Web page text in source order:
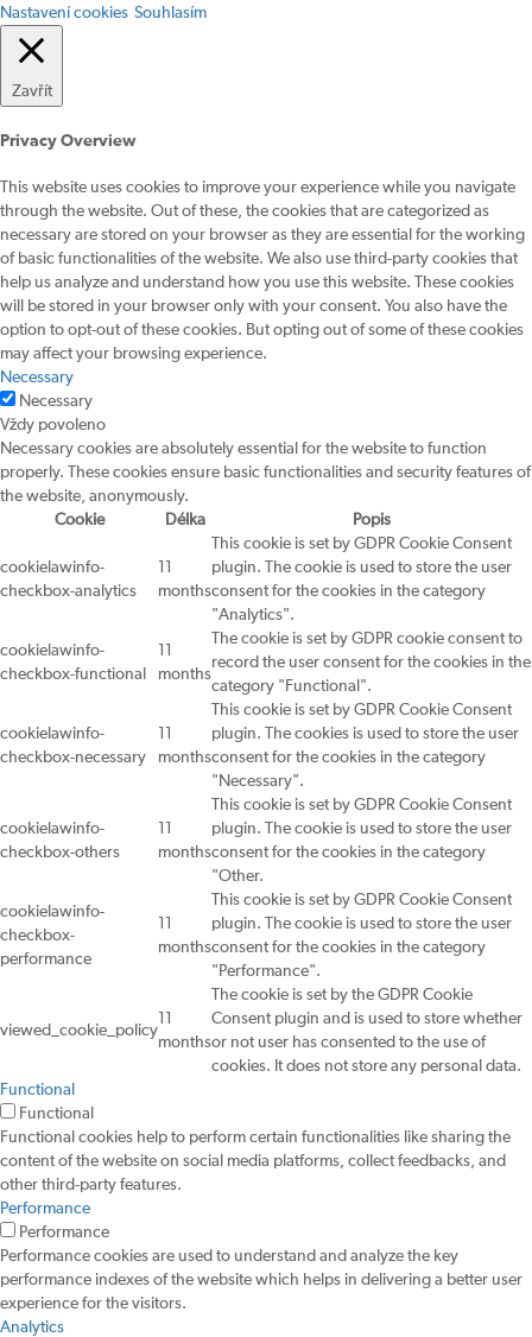
Nastavení cookies Souhlasím
Zavřít
Privacy Overview
This website uses cookies to improve your experience while you navigate
through the website. Out of these, the cookies that are categorized as
necessary are stored on your browser as they are essential for the working
of basic functionalities of the website. We also use third-party cookies that
help us analyze and understand how you use this website. These cookies
will be stored in your browser only with your consent. You also have the
option to opt-out of these cookies. But opting out of some of these cookies
may affect your browsing experience.
Necessary
Necessary
Vždy povoleno
Necessary cookies are absolutely essential for the website to function
properly. These cookies ensure basic functionalities and security features of
the website, anonymously.
Cookie
Délka Popis
cookielawinfo-
checkbox-analytics
11
months
This cookie is set by GDPR Cookie Consent
plugin. The cookie is used to store the user
consent for the cookies in the category
"Analytics".
cookielawinfo-
checkbox-functional
11
months
The cookie is set by GDPR cookie consent to
record the user consent for the cookies in the
category "Functional".
cookielawinfo-
checkbox-necessary
11
months
This cookie is set by GDPR Cookie Consent
plugin. The cookies is used to store the user
consent for the cookies in the category
"Necessary".
cookielawinfo-
checkbox-others
11
months
This cookie is set by GDPR Cookie Consent
plugin. The cookie is used to store the user
consent for the cookies in the category
"Other.
cookielawinfo-
checkbox-
performance
11
months
This cookie is set by GDPR Cookie Consent
plugin. The cookie is used to store the user
consent for the cookies in the category
"Performance".
viewed_cookie_policy
11
months
The cookie is set by the GDPR Cookie
Consent plugin and is used to store whether
or not user has consented to the use of
cookies. It does not store any personal data.
Functional
Functional
Functional cookies help to perform certain functionalities like sharing the
content of the website on social media platforms, collect feedbacks, and
other third-party features.
Performance
Performance
Performance cookies are used to understand and analyze the key
performance indexes of the website which helps in delivering a better user
experience for the visitors.
Analytics